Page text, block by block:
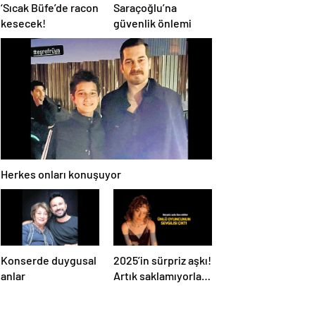
‘Sıcak Büfe’de racon
kesecek!
Saraçoğlu’na
güvenlik önlemi
Herkes onları konuşuyor
Konserde duygusal
anlar
2025’in sürpriz aşkı!
Artık saklamıyorlar,